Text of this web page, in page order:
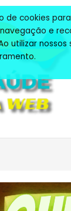
de cookies
e
utilizar